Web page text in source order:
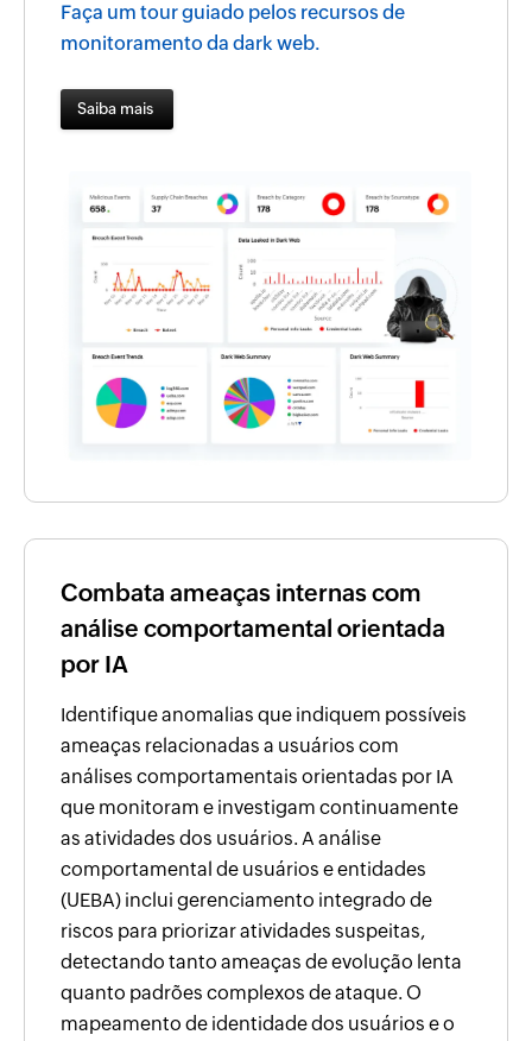
Faça um tour guiado pelos recursos de
monitoramento da dark web.
Saiba mais
Combata ameaças internas com
análise comportamental orientada
por IA
Identifique anomalias que indiquem possíveis
ameaças relacionadas a usuários com
análises comportamentais orientadas por IA
que monitoram e investigam continuamente
as atividades dos usuários. A análise
comportamental de usuários e entidades
(UEBA) inclui gerenciamento integrado de
riscos para priorizar atividades suspeitas,
detectando tanto ameaças de evolução lenta
quanto padrões complexos de ataque. O
mapeamento de identidade dos usuários e o